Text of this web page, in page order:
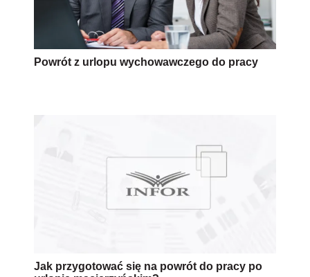
Powrót z urlopu wychowawczego do pracy
Jak przygotować się na powrót do pracy po